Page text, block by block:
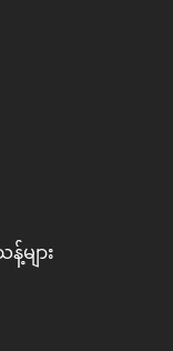
များ